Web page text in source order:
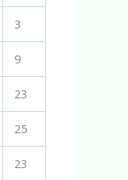
3
9
23
25
23